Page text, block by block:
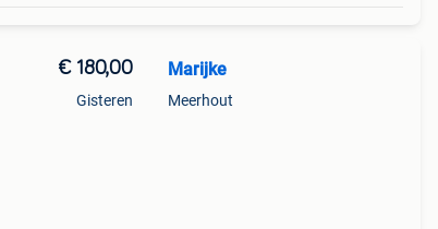
€ 180,00
Gisteren
Marijke
Meerhout